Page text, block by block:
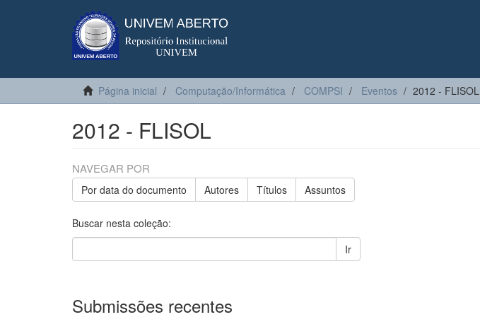
Página inicial Computação/Informática COMPSI Eventos 2012 - FLISOL
2012 - FLISOL
NAVEGAR POR
Por data do documento Autores Títulos Assuntos
Buscar nesta coleção:
Ir
Submissões recentes